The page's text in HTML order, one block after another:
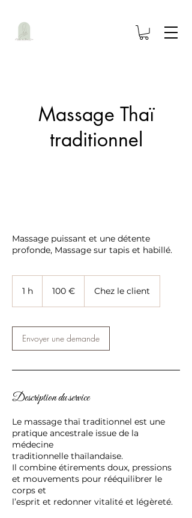
Massage Thaï
traditionnel
Massage puissant et une détente
profonde, Massage sur tapis et habillé.
1 h 100 € Chez le client
Envoyer une demande
Description du service
Le massage thaï traditionnel est une
pratique ancestrale issue de la
médecine
traditionnelle thaïlandaise.
Il combine étirements doux, pressions
et mouvements pour rééquilibrer le
corps et
l’esprit et redonner vitalité et légèreté.